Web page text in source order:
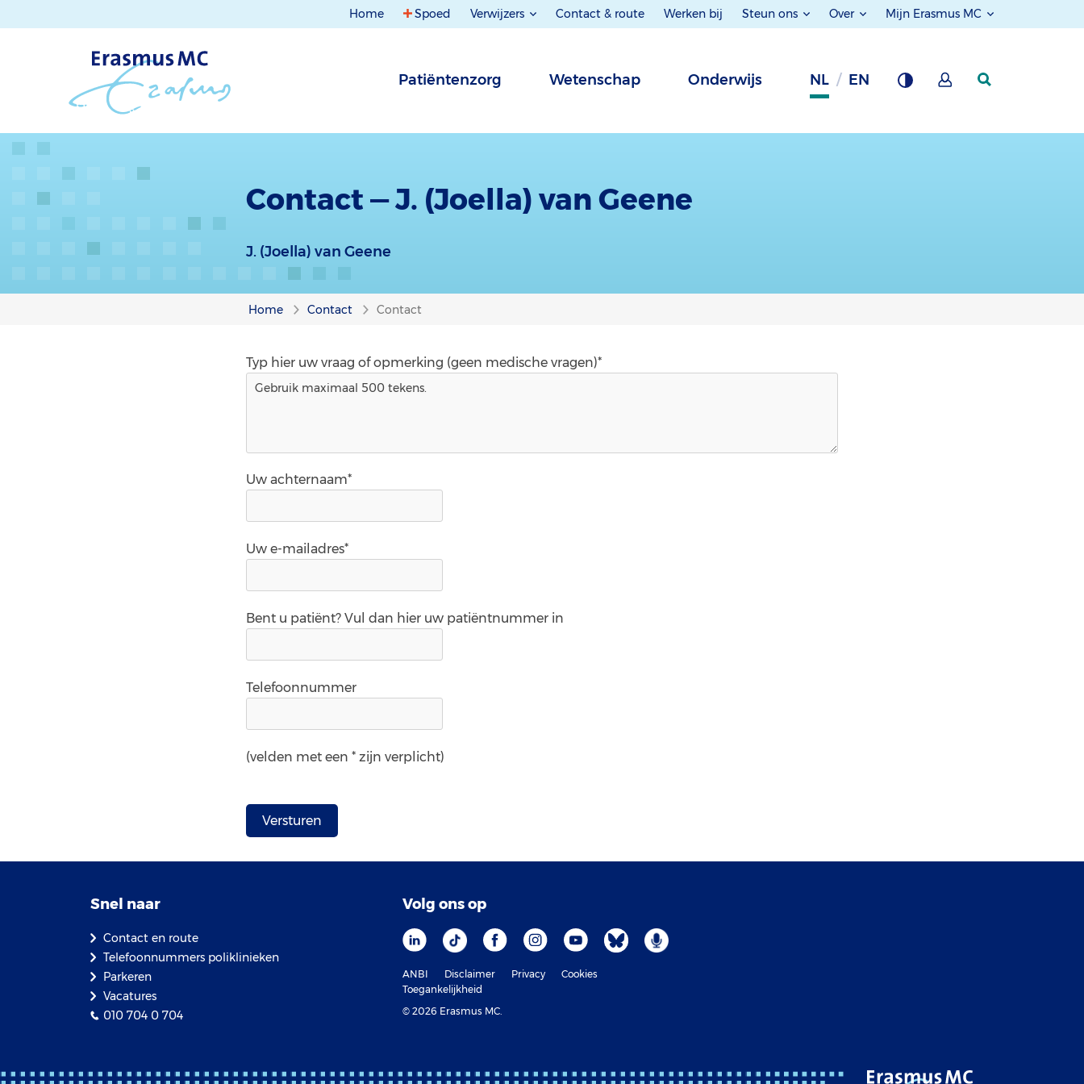
Home Spoed Verwijzers Contact & route Werken bij Steun ons Over Mijn Erasmus MC
Patiëntenzorg Wetenschap Onderwijs NL EN
Contact — J. (Joella) van Geene
J. (Joella) van Geene
Home Contact Contact
Typ hier uw vraag of opmerking (geen medische vragen)*
Uw achternaam*
Uw e-mailadres*
Bent u patiënt? Vul dan hier uw patiëntnummer in
Telefoonnummer
(velden met een * zijn verplicht)
Snel naar
Contact en route
Telefoonnummers poliklinieken
Parkeren
Vacatures
010 704 0 704
Volg ons op
ANBI Disclaimer Privacy
Cookies
Toegankelijkheid
© 2026 Erasmus MC.